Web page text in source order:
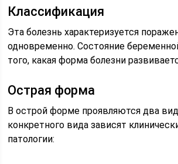
Классификация
Эта болезнь характеризуется
одновременно. Состояние
того, какая форма болезни
Острая форма
В острой форме проявляются два
конкретного вида зависят
патологии: